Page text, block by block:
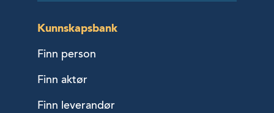
Kunnskapsbank
Finn person
Finn aktør
Finn leverandør